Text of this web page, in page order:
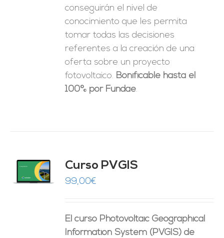
conseguirán el nivel de
conocimiento que les permita
tomar todas las decisiones
referentes a la creación de una
oferta sobre un proyecto
fotovoltaico. Bonificable hasta el
100% por Fundae.
Curso PVGIS
99,00€
El curso Photovoltaic Geographical
Information System (PVGIS) de